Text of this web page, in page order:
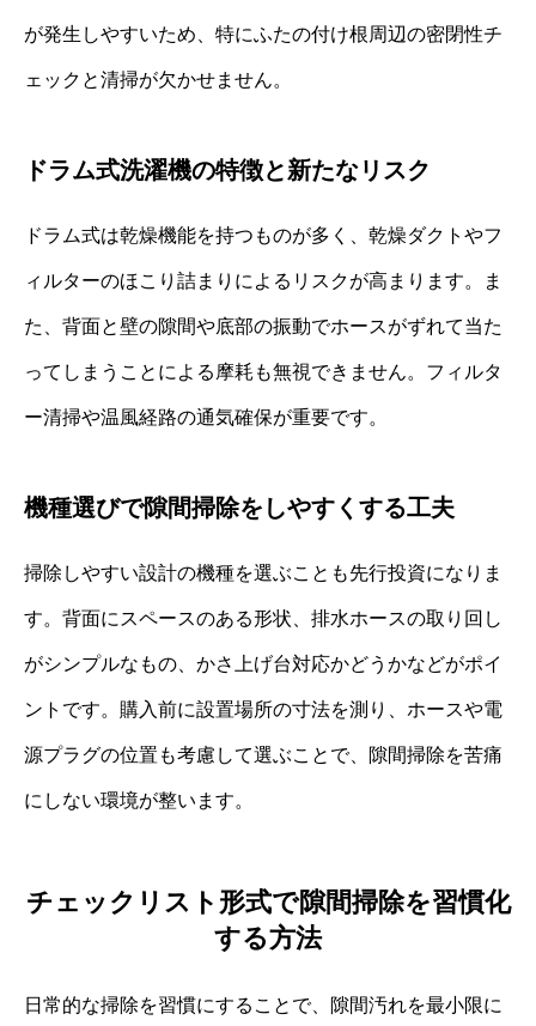
が発生しやすいため、特にふたの付け根周辺の密閉性チ
ェックと清掃が欠かせません。
ドラム式洗濯機の特徴と新たなリスク
ドラム式は乾燥機能を持つものが多く、乾燥ダクトやフ
ィルターのほこり詰まりによるリスクが高まります。ま
た、背面と壁の隙間や底部の振動でホースがずれて当た
ってしまうことによる摩耗も無視できません。フィルタ
ー清掃や温風経路の通気確保が重要です。
機種選びで隙間掃除をしやすくする工夫
掃除しやすい設計の機種を選ぶことも先行投資になりま
す。背面にスペースのある形状、排水ホースの取り回し
がシンプルなもの、かさ上げ台対応かどうかなどがポイ
ントです。購入前に設置場所の寸法を測り、ホースや電
源プラグの位置も考慮して選ぶことで、隙間掃除を苦痛
にしない環境が整います。
チェックリスト形式で隙間掃除を習慣化
する方法
日常的な掃除を習慣にすることで、隙間汚れを最小限に